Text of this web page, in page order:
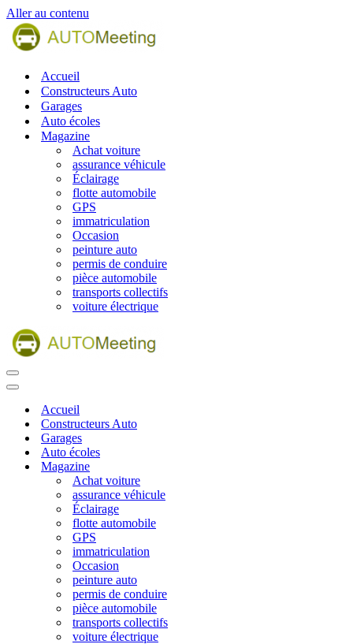
Aller au contenu
Accueil
Constructeurs Auto
Garages
Auto écoles
Magazine
Achat voiture
assurance véhicule
Éclairage
flotte automobile
GPS
immatriculation
Occasion
peinture auto
permis de conduire
pièce automobile
transports collectifs
voiture électrique
Menu
de
Menu
navigationAccueil
Constructeurs Auto
Garages
Auto écoles
Magazine
Achat voiture
assurance véhicule
Éclairage
flotte automobile
GPS
immatriculation
Occasion
peinture auto
permis de conduire
pièce automobile
transports collectifs
voiture électrique